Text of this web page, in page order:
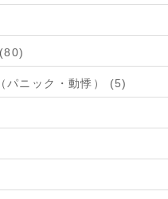
パニック・動悸） (5)